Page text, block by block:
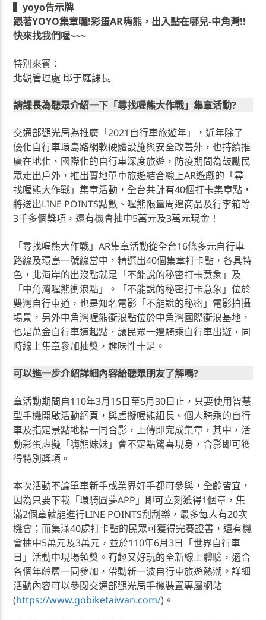
▍yoyo告示牌
跟著YOYO集章囉!彩蛋AR嗨熊，出入點在哪兒-中角灣!!
快來找我們喔~~~
特別來賓：
北觀管理處 邱于庭課長
請課長為聽眾介紹一下「尋找喔熊大作戰」集章活動?
交通部觀光局為推廣「2021自行車旅遊年」，近年除了
優化自行車環島路網軟硬體設施與安全改善外，也持續推
廣在地化、國際化的自行車深度旅遊，防疫期間為鼓勵民
眾走出戶外，推出實地單車旅遊結合線上AR遊戲的「尋
找喔熊大作戰」集章活動，全台共計有40個打卡集章點，
將送出LINE POINTS點數、喔熊限量周邊商品及行李箱等
3千多個獎項，還有機會抽中5萬元及3萬元現金！
「尋找喔熊大作戰」AR集章活動從全台16條多元自行車
路線及環島一號線當中，精選出40個集章打卡點，各具特
色，北海岸的出沒點就是「不能說的秘密打卡意象」及
「中角灣喔熊衝浪點」。「不能說的秘密打卡意象」位於
雙灣自行車道，也是知名電影「不能說的秘密」電影拍攝
場景，另外中角灣喔熊衝浪點位於中角灣國際衝浪基地，
也是萬金自行車道起點，讓民眾一邊騎乘自行車出遊，同
時線上集章參加抽獎，趣味性十足。
可以進一步介紹詳細內容給聽眾朋友了解嗎?
章活動期間自110年3月15日至5月30日止，只要使用智慧
型手機開啟活動網頁，與虛擬喔熊組長、個人騎乘的自行
車及指定景點地標一同合影，上傳即完成集章，其中，活
動彩蛋虛擬「嗨熊妹妹」會不定點驚喜現身，合影即可獲
得特別獎項。
本次活動不論單車新手或業界好手都可參與，全齡皆宜，
因為只要下載「環騎圓夢APP」即可立刻獲得1個章，集
滿2個章就能進行LINE POINTS刮刮樂，最多每人有20次
機會；而集滿40處打卡點的民眾可獲得完賽證書，還有機
會抽中5萬元及3萬元，並於110年6月3日「世界自行車
日」活動中現場領獎。有趣又好玩的全新線上體驗，適合
各個年齡層一同參加，帶動新一波自行車旅遊熱潮。詳細
活動內容可以參閱交通部觀光局手機裝置專屬網站
(https://www.gobiketaiwan.com/)。